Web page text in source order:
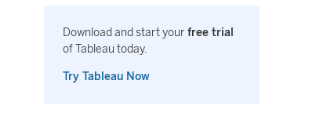
Download and start yourfree trial
of Tableau today.
Try Tableau Now